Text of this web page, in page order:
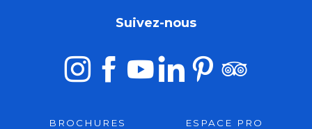
Suivez-nous
BROCHURES ESPACE PRO